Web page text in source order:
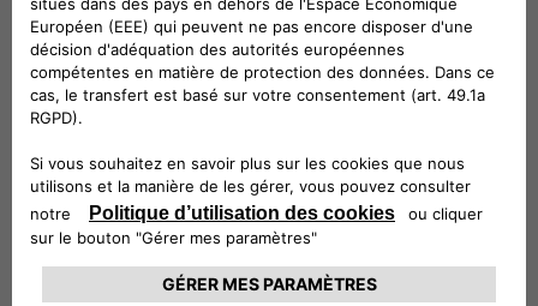
CONTACTEZ LE SERVICE CLIENT
CIAO FIAT SERVICE CLIENT
00 800 342 800 00